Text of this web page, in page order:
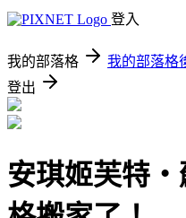
登入
我的部落格 我的部落格
登出
安琪姬芙特‧